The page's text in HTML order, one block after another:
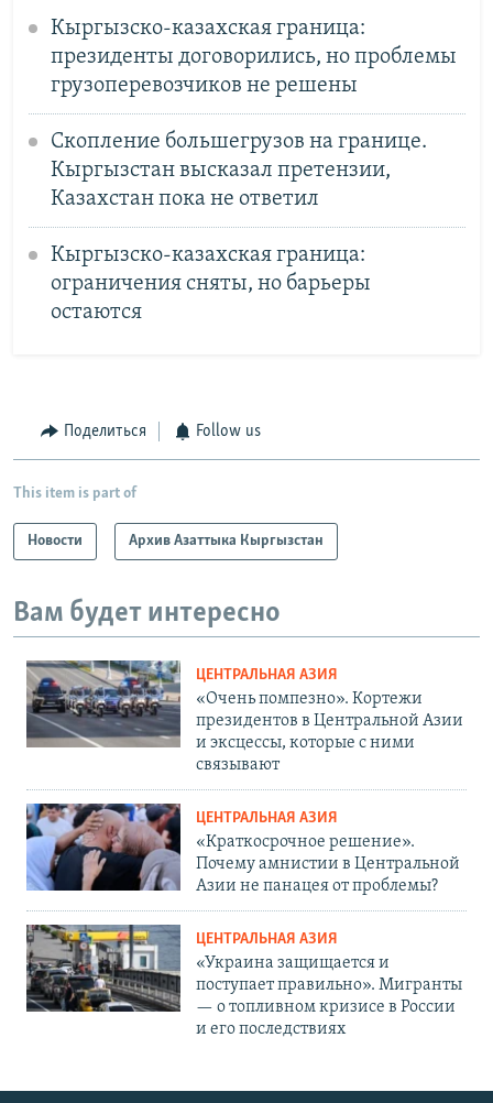
Кыргызско-казахская граница:
президенты договорились, но проблемы
грузоперевозчиков не решены
Скопление большегрузов на границе.
Кыргызстан высказал претензии,
Казахстан пока не ответил
Кыргызско-казахская граница:
ограничения сняты, но барьеры
остаются
Поделиться Follow us
This item is part of
Новости Архив Азаттыка Кыргызстан
Вам будет интересно
ЦЕНТРАЛЬНАЯ АЗИЯ
«Очень помпезно». Кортежи
президентов в Центральной Азии
и эксцессы, которые с ними
связывают
ЦЕНТРАЛЬНАЯ АЗИЯ
«Краткосрочное решение».
Почему амнистии в Центральной
Азии не панацея от проблемы?
ЦЕНТРАЛЬНАЯ АЗИЯ
«Украина защищается и
поступает правильно». Мигранты
— о топливном кризисе в России
и его последствиях